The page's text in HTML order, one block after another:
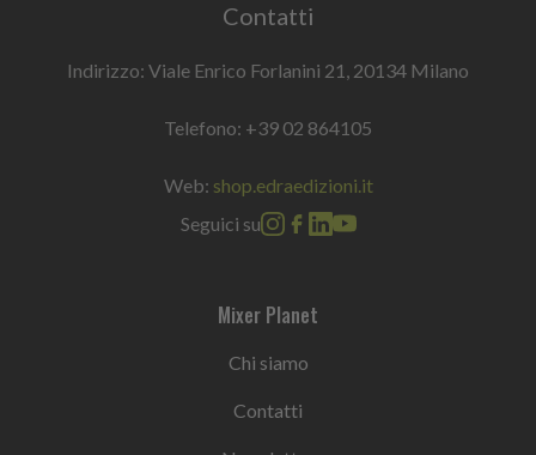
Contatti
Indirizzo: Viale Enrico Forlanini 21, 20134 Milano
Telefono: +39 02 864105
Web: shop.edraedizioni.it
Seguici su
Mixer Planet
Chi siamo
Contatti